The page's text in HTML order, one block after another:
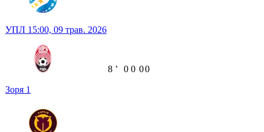
УПЛ 15:00, 09 трав. 2026
Зоря 1
8 ʼ 0 0 00